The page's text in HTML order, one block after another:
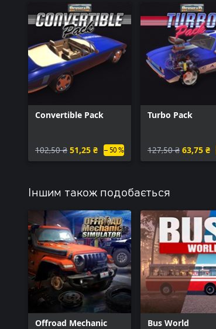
Convertible Pack
102,50 ₴ 51,25 ₴ – 50 %
Turbo Pack
127,50 ₴ 63,75 ₴
Іншим також подобається
Offroad Mechanic Bus World